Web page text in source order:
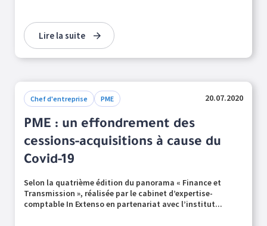
Lire la suite
Chef d'entreprise PME 20.07.2020
PME : un effondrement des
cessions-acquisitions à cause du
Covid-19
Selon la quatrième édition du panorama « Finance et
Transmission », réalisée par le cabinet d’expertise-
comptable In Extenso en partenariat avec l’institut...